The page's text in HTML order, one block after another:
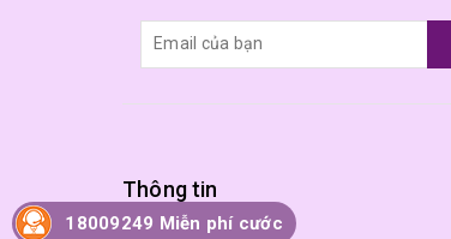
Thông tin
Trang chủ
18009249 Miễn phí cước